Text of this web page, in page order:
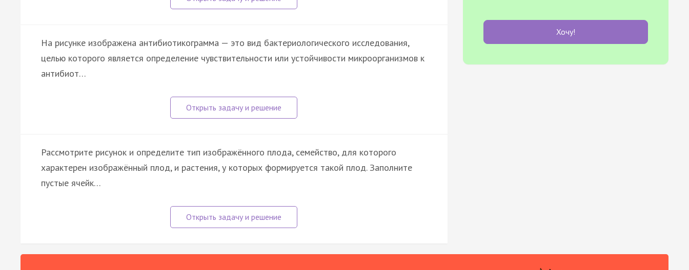
На рисунке изображена антибиотикограмма — это вид бактериологического исследования,
целью которого является определение чувствительности или устойчивости микроорганизмов к
антибиот…
Рассмотрите рисунок и определите тип изображённого плода, семейство, для которого
характерен изображённый плод, и растения, у которых формируется такой плод. Заполните
пустые ячейк…
Хочу!